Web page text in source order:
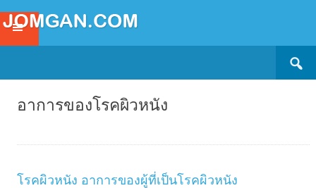
อาการของโรคผิวหนัง
โรคผิวหนัง อาการของผู้ที่เป็นโรคผิวหนัง